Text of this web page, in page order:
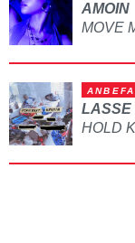
AMOIN
MOVE
LASSE